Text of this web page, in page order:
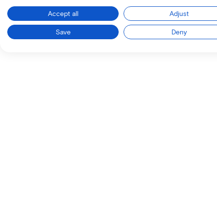
Accept all Adjust
Save Deny